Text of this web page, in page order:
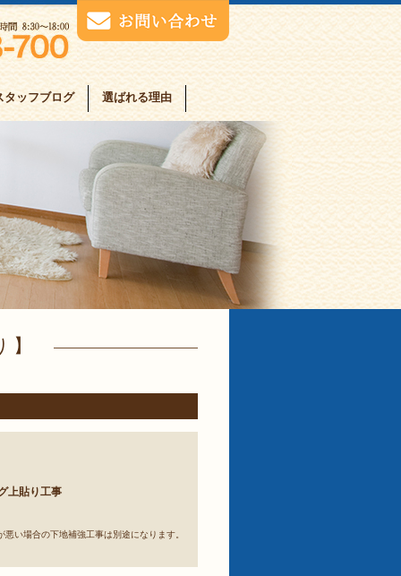
タッフブログ 選ばれる理由
上貼り工事
い場合の下地補強工事は別途になります。